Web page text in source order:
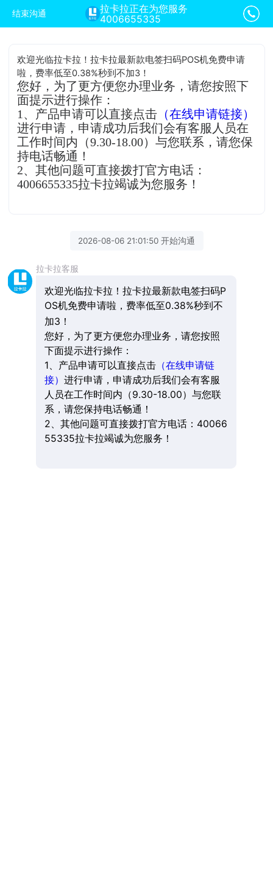
结束沟通
拉卡拉正在为您服务
4006655335
欢迎光临拉卡拉！拉卡拉最新款电签扫码POS机免费申请
啦，费率低至0.38%秒到不加3！
您好，为了更方便您办理业务，请您按照下
面提示进行操作：
1、产品申请可以直接点击 （在线申请链接）
进行申请，申请成功后我们会有客服人员在
工作时间内（9.30-18.00）与您联系，请您保
持电话畅通！
2、其他问题可直接拨打官方电话：
4006655335拉卡拉竭诚为您服务！
2026-08-06 21:01:50 开始沟通
拉卡拉客服
欢迎光临拉卡拉！拉卡拉最新款电签扫码P
OS机免费申请啦，费率低至0.38%秒到不
加3！
您好，为了更方便您办理业务，请您按照
下面提示进行操作：
1、产品申请可以直接点击（在线申请链
接） 进行申请，申请成功后我们会有客服
人员在工作时间内（9.30-18.00）与您联
系，请您保持电话畅通！
2、其他问题可直接拨打官方电话：40066
55335拉卡拉竭诚为您服务！